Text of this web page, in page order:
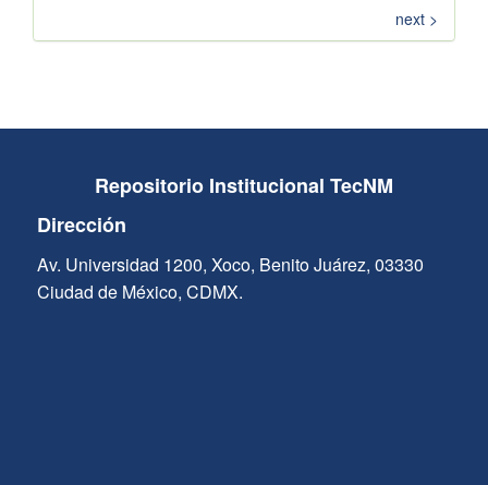
next >
Repositorio Institucional TecNM
Dirección
Av. Universidad 1200, Xoco, Benito Juárez, 03330
Ciudad de México, CDMX.